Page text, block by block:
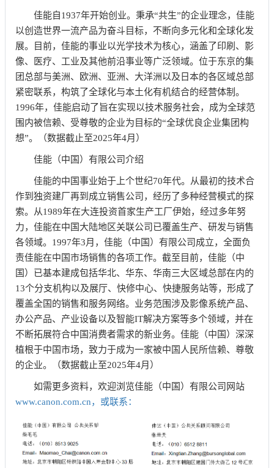
佳能自1937年开始创业。秉承“共生”的企业理念，佳能
以创造世界一流产品为奋斗目标，不断向多元化和全球化发
展。目前，佳能的事业以光学技术为核心，涵盖了印刷、影
像、医疗、工业及其他前沿事业等广泛领域。位于东京的集
团总部与美洲、欧洲、亚洲、大洋洲以及日本的各区域总部
紧密联系，构筑了全球化与本土化有机结合的经营体制。
1996年，佳能启动了旨在实现以技术服务社会，成为全球范
围内被信赖、受尊敬的企业为目标的“全球优良企业集团构
想”。（数据截止至2025年4月）
佳能（中国）有限公司介绍
佳能的中国事业始于上个世纪70年代。从最初的技术合
作到独资建厂再到成立销售公司，经历了多种经营模式的探
索。从1989年在大连投资首家生产工厂伊始，经过多年努
力，佳能在中国大陆地区关联公司已覆盖生产、研发与销售
各领域。1997年3月，佳能（中国）有限公司成立，全面负
责佳能在中国市场销售的各项工作。截至目前，佳能（中
国）已基本建成包括华北、华东、华南三大区域总部在内的
13个分支机构以及展厅、快修中心、快捷服务站等，形成了
覆盖全国的销售和服务网络。业务范围涉及影像系统产品、
办公产品、产业设备以及智能IT解决方案等多个领域，并在
不断拓展符合中国消费者需求的新业务。佳能（中国）深深
植根于中国市场，致力于成为一家被中国人民所信赖、尊敬
的企业。（数据截止至2025年4月）
如需更多资料，欢迎浏览佳能（中国）有限公司网站
www.canon.com.cn，或联系：